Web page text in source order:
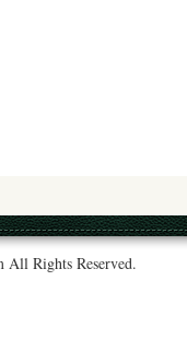
Rights Reserved.